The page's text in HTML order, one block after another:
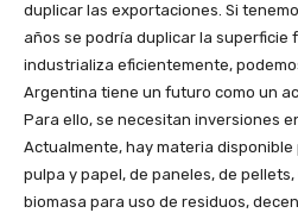
duplicar las exportaciones. Si
años se podría duplicar la superficie
industrializa eficientemente,
Argentina tiene un futuro como un
Para ello, se necesitan inversiones
Actualmente, hay materia
pulpa y papel, de paneles, de
biomasa para uso de residuos,